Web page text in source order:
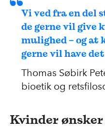
Vi ved fra en del
de gerne vil give
mulighed – og at
gerne vil have
Thomas Søbirk
bioetik og
Kvinder